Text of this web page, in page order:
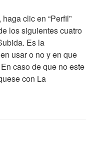
clic en “Perfil”
los siguientes cuatro
Es la
usar o no y en que
caso de que no este
con La